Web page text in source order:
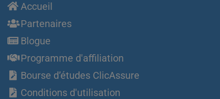
Accueil
Partenaires
Blogue
Programme d'affiliation
Bourse d’études ClicAssure
Conditions d'utilisation